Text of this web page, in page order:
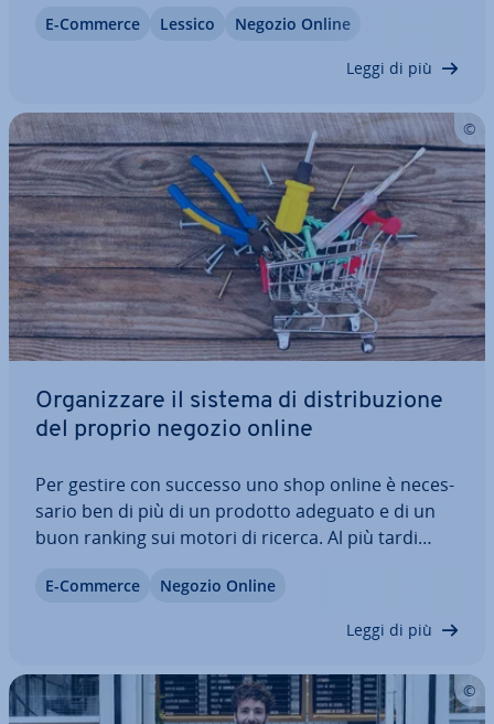
invece tramite un grossista o di­ret­ta­men­te dal
E-Commerce Lessico Negozio Online
Leggi di più
Or­ga­niz­za­re il sistema di di­stri­bu­zio­ne
del proprio negozio online
Per gestire con successo uno shop online è ne­ces­
sa­rio ben di più di un prodotto adeguato e di un
buon ranking sui motori di ricerca. Al più tardi
che una politica di di­stri­bu­zio­ne pensata bene è
E-Commerce Negozio Online
Leggi di più